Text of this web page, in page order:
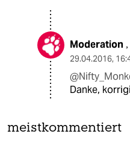
Moderation ,
29.04.2016,
Danke,
meistkommentiert